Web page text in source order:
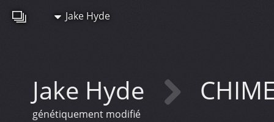
Jake Hyde
Jake Hyde
génétiquement modifié